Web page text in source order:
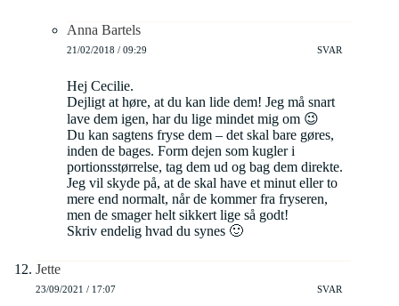
Anna Bartels
21/02/2018 / 09:29 SVAR
Hej Cecilie.
Dejligt at høre, at du kan lide dem! Jeg må snart
lave dem igen, har du lige mindet mig om 😉
Du kan sagtens fryse dem – det skal bare gøres,
inden de bages. Form dejen som kugler i
portionsstørrelse, tag dem ud og bag dem direkte.
Jeg vil skyde på, at de skal have et minut eller to
mere end normalt, når de kommer fra fryseren,
men de smager helt sikkert lige så godt!
Skriv endelig hvad du synes 🙂
Jette
23/09/2021 / 17:07 SVAR